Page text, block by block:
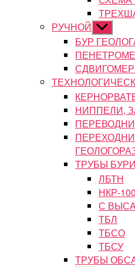
РУЧНОЙ Показывать
подменю
БУР
НИППЕЛИ,
ТРУБЫ
ЛБТН
НКР-100
С
ТБЛ
ТБСО
ТБСУ
ТРУБЫ